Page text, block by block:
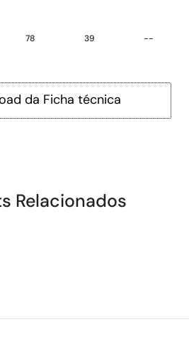
78 39 --
da Ficha técnica
Relacionados